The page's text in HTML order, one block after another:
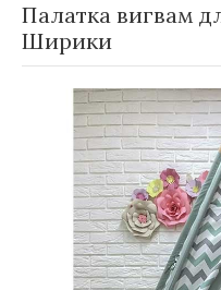
Палатка вигвам
Ширики